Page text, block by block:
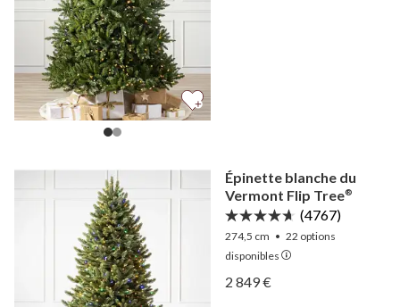
Épinette blanche du
Vermont Flip Tree®
(4767)
274,5 cm • 22 options
disponibles
Afficher Épinette blanche
Afficher Épinette
2 849 €